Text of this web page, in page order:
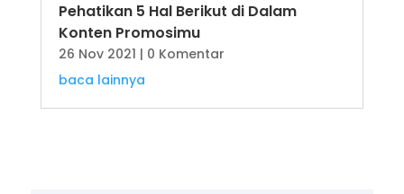
Pehatikan 5 Hal Berikut di Dalam
Konten Promosimu
26 Nov 2021 | 0 Komentar
baca lainnya